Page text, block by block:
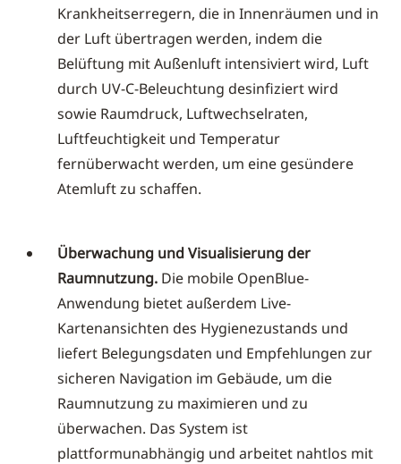
Krankheitserregern, die in Innenräumen und in
der Luft übertragen werden, indem die
Belüftung mit Außenluft intensiviert wird, Luft
durch UV-C-Beleuchtung desinfiziert wird
sowie Raumdruck, Luftwechselraten,
Luftfeuchtigkeit und Temperatur
fernüberwacht werden, um eine gesündere
Atemluft zu schaffen.
Überwachung und Visualisierung der
Raumnutzung. Die mobile OpenBlue-
Anwendung bietet außerdem Live-
Kartenansichten des Hygienezustands und
liefert Belegungsdaten und Empfehlungen zur
sicheren Navigation im Gebäude, um die
Raumnutzung zu maximieren und zu
überwachen. Das System ist
plattformunabhängig und arbeitet nahtlos mit